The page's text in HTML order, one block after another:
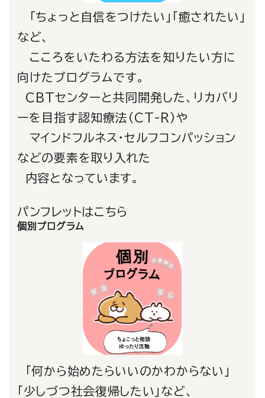
「ちょっと自信をつけたい」「癒されたい」
など、
こころをいたわる方法を知りたい方に
向けたプログラムです。
CBTセンター と共同開発した、 リカバリ
ーを目指す認知療法（CT-R） や
マインドフルネス・セルフコンパッション
などの要素を取り入れた
内容となっています。
パンフレットはこちら
個別プログラム
「何から始めたらいいのかわからない」
「少しづつ社会復帰したい」など、